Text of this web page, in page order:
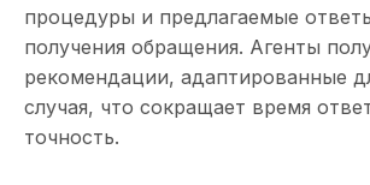
процедуры и предлагаемые
получения обращения. Агенты
рекомендации, адаптированные
случая, что сокращает время
точность.